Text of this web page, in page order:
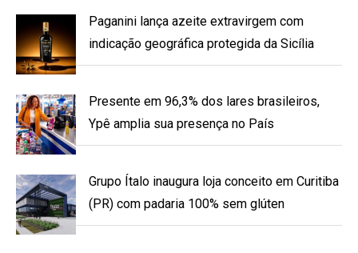
Paganini lança azeite extravirgem com
indicação geográfica protegida da Sicília
Presente em 96,3% dos lares brasileiros,
Ypê amplia sua presença no País
Grupo Ítalo inaugura loja conceito em Curitiba
(PR) com padaria 100% sem glúten